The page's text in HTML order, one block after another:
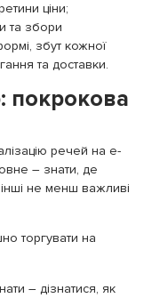
ціни;
та збори
збут кожної
та доставки.
покрокова
речей на e-
– знати, де
не менш важливі
торгувати на
– дізнатися, як